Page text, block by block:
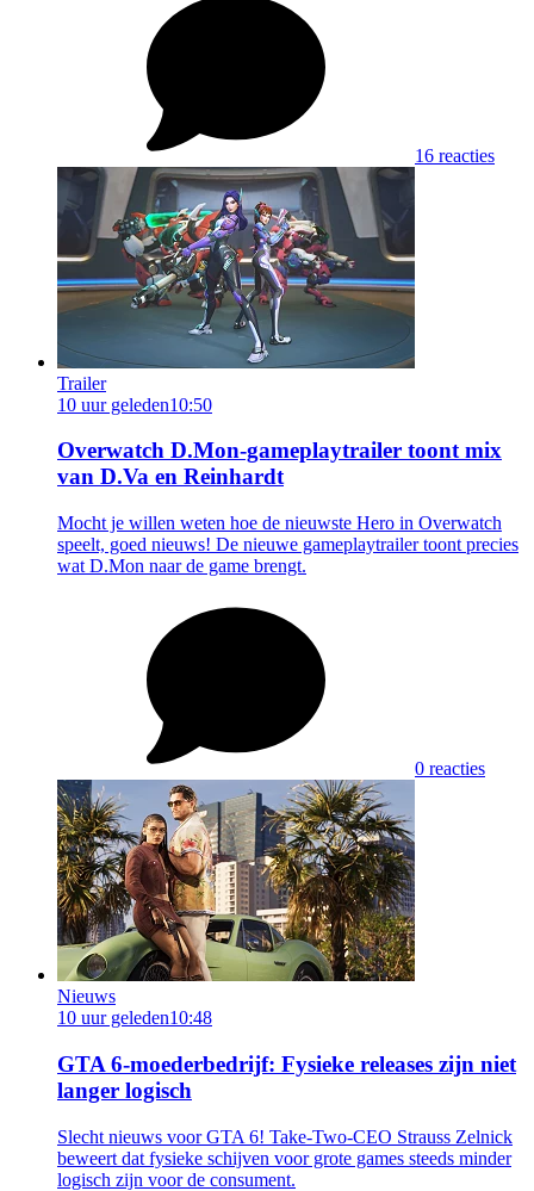
16 reacties
Trailer
10 uur geleden10:50
Overwatch D.Mon-gameplaytrailer toont mix
van D.Va en Reinhardt
Mocht je willen weten hoe de nieuwste Hero in Overwatch
speelt, goed nieuws! De nieuwe gameplaytrailer toont precies
wat D.Mon naar de game brengt.
0 reacties
Nieuws
10 uur geleden10:48
GTA 6-moederbedrijf: Fysieke releases zijn niet
langer logisch
Slecht nieuws voor GTA 6! Take-Two-CEO Strauss Zelnick
beweert dat fysieke schijven voor grote games steeds minder
logisch zijn voor de consument.